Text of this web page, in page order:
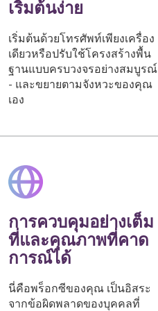
เริ่มต้นง่าย
เริ่มต้นด้วยโทรศัพท์เพียงเครื่อง
เดียวหรือปรับใช้โครงสร้างพื้น
ฐานแบบครบวงจรอย่างสมบูรณ์
- และขยายตามจังหวะของคุณ
เอง
การควบคุมอย่างเต็ม
ที่และคุณภาพที่คาด
การณ์ได้
นี่คือพร็อกซีของคุณ เป็นอิสระ
จากข้อผิดพลาดของบุคคลที่